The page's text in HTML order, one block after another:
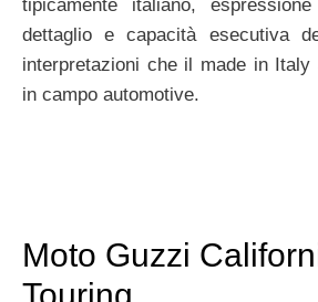
tipicamente italiano,
dettaglio e capacità esecutiva
interpretazioni che il made in Italy
in campo automotive.
Moto Guzzi